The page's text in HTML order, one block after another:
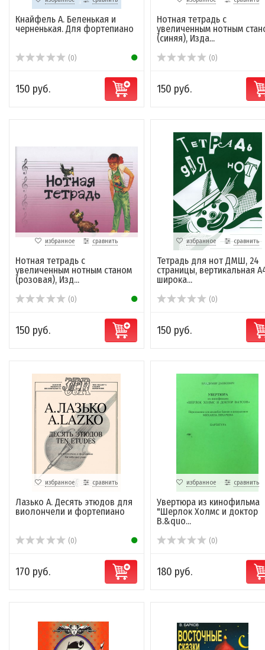
Кнайфель А. Беленькая и
черненькая. Для фортепиано
(0)
150 руб.
Нотная тетрадь с
увеличенным нотным
(синяя), Изда...
(0)
150 руб.
избранное сравнить
Нотная тетрадь с
увеличенным нотным станом
(розовая), Изд...
(0)
150 руб.
избранное сравнить
Тетрадь для нот ДМШ, 24
страницы, вертикальная
широка...
(0)
150 руб.
избранное сравнить
Лазько А. Десять этюдов для
виолончели и фортепиано
(0)
170 руб.
избранное сравнить
Увертюра из кинофильма
"Шерлок Холмс и доктор
В.&quo...
(0)
180 руб.